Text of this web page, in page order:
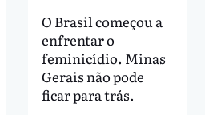
O Brasil começou a
enfrentar o
feminicídio. Minas
Gerais não pode
ficar para trás.